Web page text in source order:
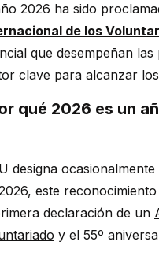
2026 ha sido
de los
que desempeñan
clave para alcanzar los
qué 2026 es un
designa ocasionalmente
este reconocimiento
declaración de un
y el 55º